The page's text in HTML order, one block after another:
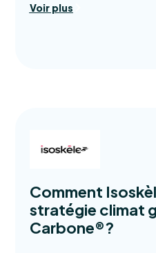
Voir plus
Comment
stratégie climat
Carbone®?